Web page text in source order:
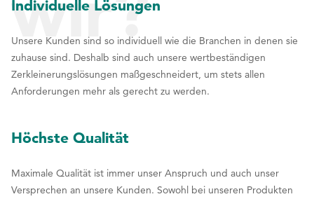
Individuelle Lösungen
Unsere Kunden sind so individuell wie die Branchen in denen sie
zuhause sind. Deshalb sind auch unsere wertbeständigen
Zerkleinerungslösungen maßgeschneidert, um stets allen
Anforderungen mehr als gerecht zu werden.
Höchste Qualität
Maximale Qualität ist immer unser Anspruch und auch unser
Versprechen an unsere Kunden. Sowohl bei unseren Produkten